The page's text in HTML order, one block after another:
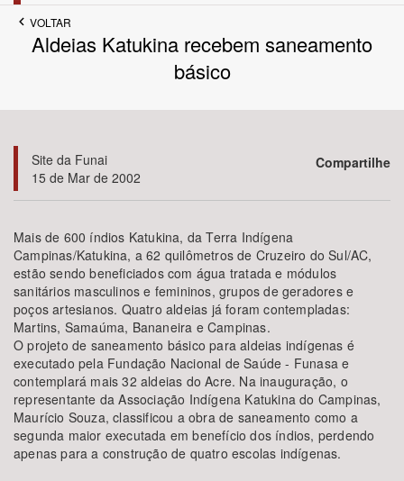
Até
Bioma / Bacia
Tema
Subtema
Área de Levantamento
Área Protegida
BUSCAR
VOLTAR
Aldeias Katukina recebem saneamento
básico
Site da Funai
15 de Mar de 2002
Compartilhe
Mais de 600 índios Katukina, da Terra Indígena
Campinas/Katukina, a 62 quilômetros de Cruzeiro do Sul/AC,
estão sendo beneficiados com água tratada e módulos
sanitários masculinos e femininos, grupos de geradores e
poços artesianos. Quatro aldeias já foram contempladas:
Martins, Samaúma, Bananeira e Campinas.
O projeto de saneamento básico para aldeias indígenas é
executado pela Fundação Nacional de Saúde - Funasa e
contemplará mais 32 aldeias do Acre. Na inauguração, o
representante da Associação Indígena Katukina do Campinas,
Maurício Souza, classificou a obra de saneamento como a
segunda maior executada em benefício dos índios, perdendo
apenas para a construção de quatro escolas indígenas.